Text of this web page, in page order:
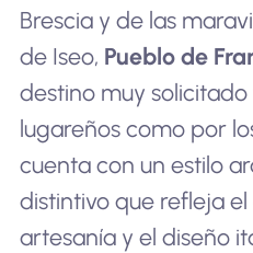
Brescia y de las
de Iseo, Pueblo de
destino muy
lugareños como por
cuenta con un estilo
distintivo que refleja
artesanía y el diseño